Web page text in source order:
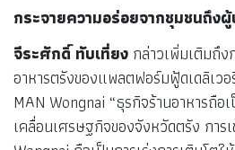
กระจายความอร่อยจากชุมชนถึง
จีระศักดิ์ ทับเที่ยง กล่าวเพิ่มเติมถึง
อาหารตรังของแพลตฟอร์มฟู้ดเดลิเว
MAN Wongnai “ธุรกิจร้านอาหารถื
เคลื่อนเศรษฐกิจของจังหวัดตรัง การ